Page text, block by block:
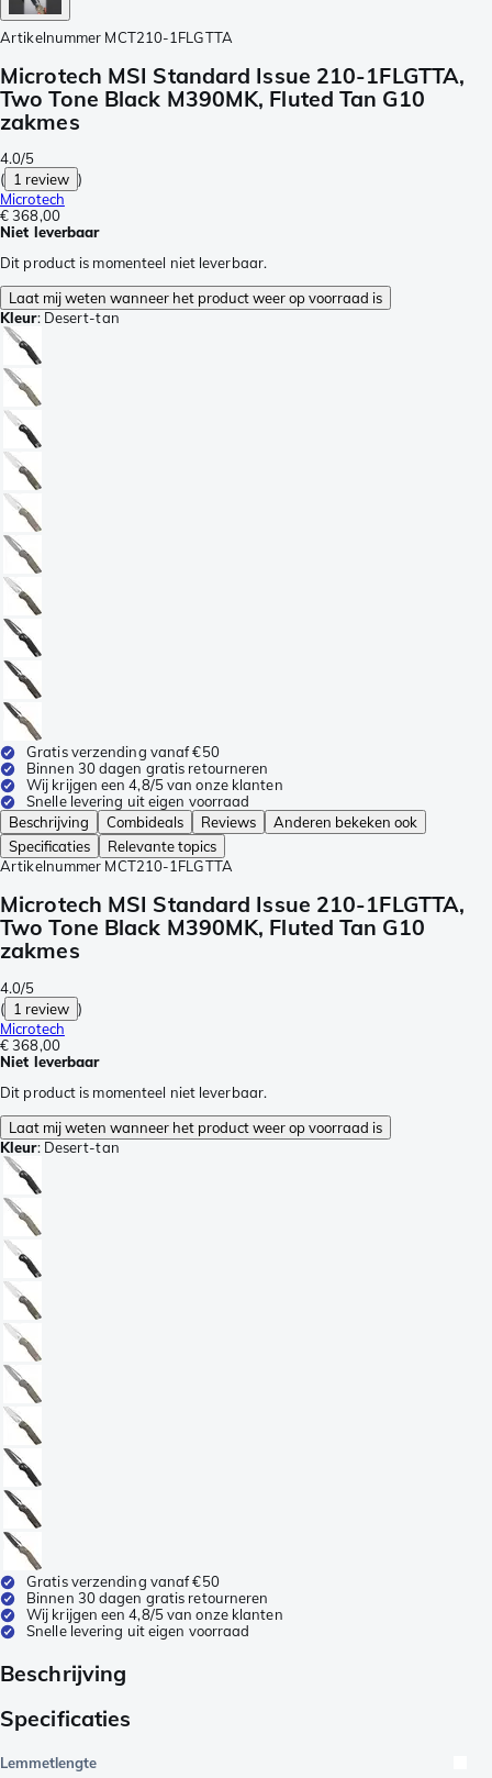
Artikelnummer MCT210-1FLGTTA
Microtech MSI Standard Issue 210-1FLGTTA,
Two Tone Black M390MK, Fluted Tan G10
zakmes
4.0/5
( 1 review )
Microtech
€ 368,00
Niet leverbaar
Dit product is momenteel niet leverbaar.
Laat mij weten wanneer het product weer op voorraad is
Kleur: Desert-tan
Gratis verzending vanaf €50
Binnen 30 dagen gratis retourneren
Wij krijgen een 4,8/5 van onze klanten
Snelle levering uit eigen voorraad
Beschrijving
Combideals Reviews
Anderen bekeken ook
Specificaties
Relevante topics
Artikelnummer MCT210-1FLGTTA
Microtech MSI Standard Issue 210-1FLGTTA,
Two Tone Black M390MK, Fluted Tan G10
zakmes
4.0/5
( 1 review )
Microtech
€ 368,00
Niet leverbaar
Dit product is momenteel niet leverbaar.
Laat mij weten wanneer het product weer op voorraad is
Kleur: Desert-tan
Gratis verzending vanaf €50
Binnen 30 dagen gratis retourneren
Wij krijgen een 4,8/5 van onze klanten
Snelle levering uit eigen voorraad
Beschrijving
Specificaties
Lemmetlengte